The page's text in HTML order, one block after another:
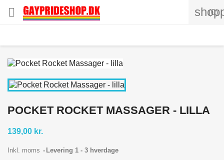
 (0)
POCKET ROCKET MASSAGER - LILLA
139,00 kr.
Inkl. moms Levering 1 - 3 hverdage